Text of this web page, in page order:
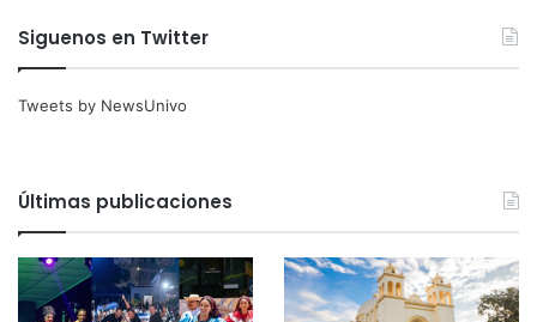
Siguenos en Twitter
Tweets by NewsUnivo
Últimas publicaciones